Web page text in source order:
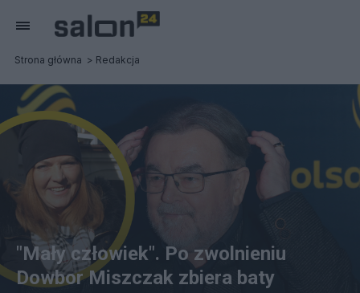
Strona główna Redakcja
"Mały człowiek". Po zwolnieniu
Dowbor Miszczak zbiera baty